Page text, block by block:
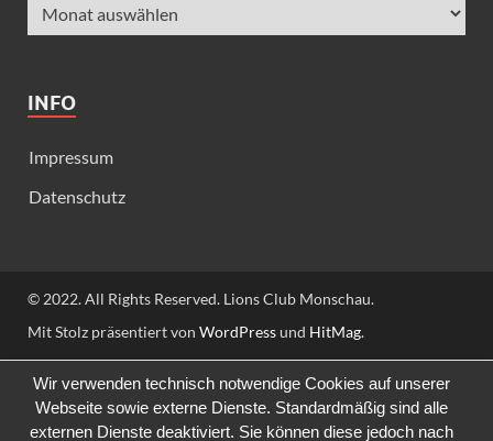
INFO
Impressum
Datenschutz
© 2022. All Rights Reserved. Lions Club Monschau.
Mit Stolz präsentiert von WordPressund HitMag.
Wir verwenden technisch notwendige Cookies auf unserer
Webseite sowie externe Dienste. Standardmäßig sind alle
externen Dienste deaktiviert. Sie können diese jedoch nach